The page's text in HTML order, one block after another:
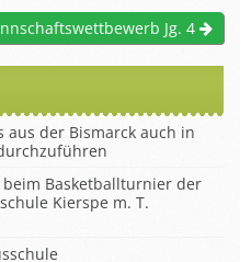
Jg. 4
der Bismarck auch in
Basketballturnier der
Kierspe m. T.